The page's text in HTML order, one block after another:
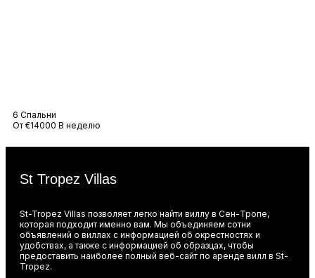
6 Спальни
От €14000 В неделю
St Tropez Villas
St-Tropez Villas позволяет легко найти виллу в Сен-Тропе,
которая подходит именно вам. Мы объединяем сотни
объявлений о виллах с информацией об окрестностях и
удобствах, а также с информацией об образцах, чтобы
предоставить наиболее полный веб-сайт по аренде вилл в St-
Tropez.